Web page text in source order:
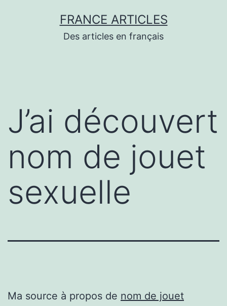
FRANCE ARTICLES
Des articles en français
J’ai découvert
nom de jouet
sexuelle
Ma source à propos de nom de jouet